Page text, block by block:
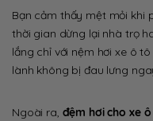
Bạn cảm thấy mệt mỏi khi
thời gian dừng lại nhà trọ
lắng chỉ với nệm hơi xe ô
lành không bị đau lưng
Ngoài ra, đệm hơi cho xe